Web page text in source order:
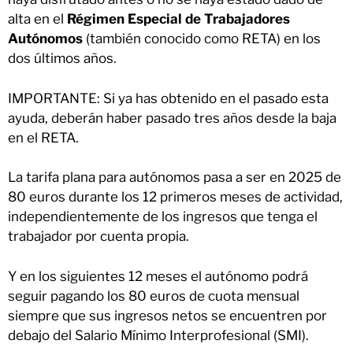
alta en el Régimen Especial de Trabajadores
Autónomos (también conocido como RETA) en los
dos últimos años.
IMPORTANTE: Si ya has obtenido en el pasado esta
ayuda, deberán haber pasado tres años desde la baja
en el RETA.
La tarifa plana para autónomos pasa a ser en 2025 de
80 euros durante los 12 primeros meses de actividad,
independientemente de los ingresos que tenga el
trabajador por cuenta propia.
Y en los siguientes 12 meses el autónomo podrá
seguir pagando los 80 euros de cuota mensual
siempre que sus ingresos netos se encuentren por
debajo del Salario Mínimo Interprofesional (SMI).